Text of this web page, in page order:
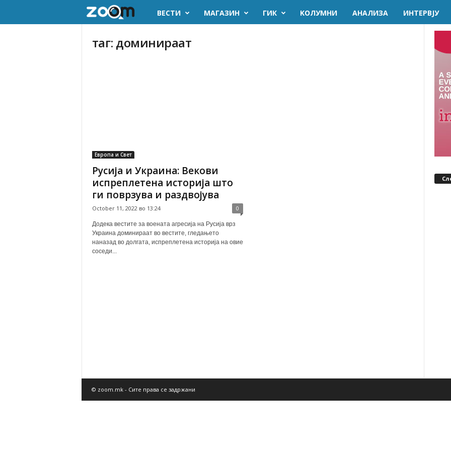
ВЕСТИ МАГАЗИН ГИК KОЛУМНИ AНАЛИЗА ИНТЕРВЈУ
таг: доминираат
Европа и Свет
Русија и Украина: Векови
испреплетена историја што
ги поврзува и раздвојува
October 11, 2022 во 13:24 0
Додека вестите за воената агресија на Русија врз
Украина доминираат во вестите, гледањето
наназад во долгата, испреплетена историја на овие
соседи...
© zoom.mk - Сите права се задржани